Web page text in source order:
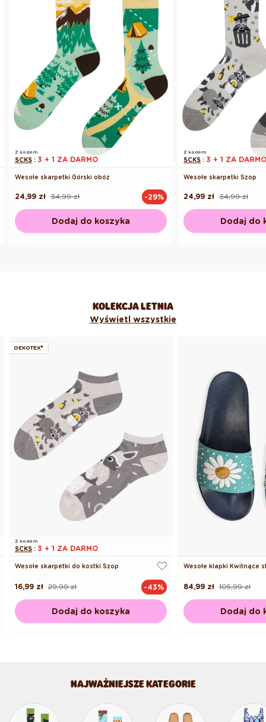
Z kodem
SCKS : 3 + 1 ZA DARMO
Wesołe skarpetki Górski obóz
Cena
34,99 zł
Cena
24,99 zł -29%
Dodaj do koszyka
Z kodem
SCKS : 3 + 1 ZA DARMO
Wesołe skarpetki Szop
Cena
34,99 zł
Cena
24,99 zł
Dodaj do
KOLEKCJA LETNIA
Wyświetl wszystkie
OEKOTEX®
Z kodem
SCKS: 3 + 1 ZA DARMO
Wesołe skarpetki do kostki Szop
Cena
29,99 zł
Cena
16,99 zł -43%
Dodaj do koszyka
Wesołe klapki Kwitnące
Cena
105,99 zł
Cena
84,99 zł
Dodaj do
NAJWAŻNIEJSZE KATEGORIE